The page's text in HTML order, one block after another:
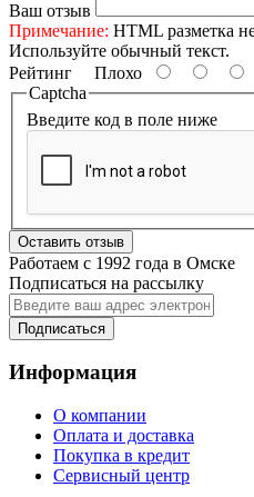
Ваш отзыв
Примечание: HTML разметка
Используйте обычный текст.
Рейтинг Плохо
Captcha
Введите код в поле ниже
Оставить отзыв
Работаем с 1992 года в Омске
Подписаться на рассылку
Подписаться
Информация
О компании
Оплата и доставка
Покупка в кредит
Сервисный центр